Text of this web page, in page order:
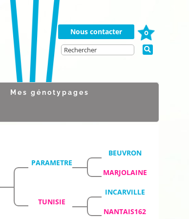
Nous contacter
0
Mes génotypages
PARAMETRE
BEUVRON
MARJOLAINE
TUNISIE
INCARVILLE
NANTAIS162